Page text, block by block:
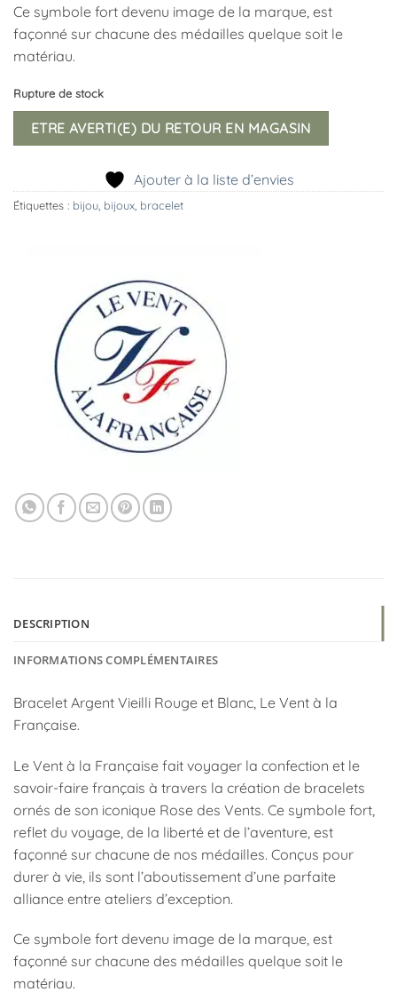
Ce symbole fort devenu image de la marque, est
façonné sur chacune des médailles quelque soit le
matériau.
Rupture de stock
ETRE AVERTI(E) DU RETOUR EN MAGASIN
Ajouter à la liste d’envies
Étiquettes : bijou bijoux bracelet
DESCRIPTION
INFORMATIONS COMPLÉMENTAIRES
Bracelet Argent Vieilli Rouge et Blanc, Le Vent à la
Française.
Le Vent à la Française fait voyager la confection et le
savoir-faire français à travers la création de bracelets
ornés de son iconique Rose des Vents. Ce symbole fort,
reflet du voyage, de la liberté et de l’aventure, est
façonné sur chacune de nos médailles. Conçus pour
durer à vie, ils sont l’aboutissement d’une parfaite
alliance entre ateliers d’exception.
Ce symbole fort devenu image de la marque, est
façonné sur chacune des médailles quelque soit le
matériau.